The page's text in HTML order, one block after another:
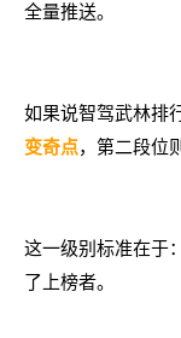
全量推送。
如果说智驾武林排
变奇点，第二段位则
这一级别标准在于：
了上榜者。